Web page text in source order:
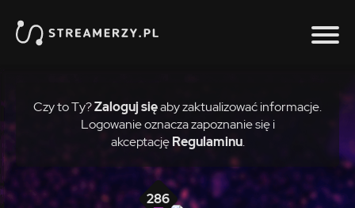
Czy to Ty?Zaloguj sięaby zaktualizować informacje.
Logowanie oznacza zapoznanie się i
akceptację Regulaminu.
286